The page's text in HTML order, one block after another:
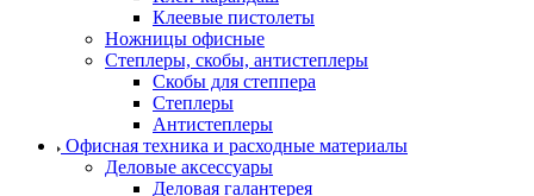
Клеевые пистолеты
Ножницы офисные
Степлеры, скобы, антистеплеры
Скобы для степпера
Степлеры
Антистеплеры
Офисная техника и расходные материалы
Деловые аксессуары
Деловая галантерея